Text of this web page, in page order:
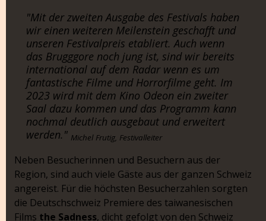
"Mit der zweiten Ausgabe des Festivals haben
wir einen weiteren Meilenstein geschafft und
unseren Festivalpreis etabliert. Auch wenn
das Brugggore noch jung ist, sind wir bereits
international auf dem Radar wenn es um
fantastische Filme und Horrorfilme geht. Im
2023 wird mit dem Kino Odeon ein zweiter
Saal dazu kommen und das Programm kann
nochmal deutlich ausgebaut und erweitert
werden." Michel Frutig, Festivalleiter
Neben Besucherinnen und Besuchern aus der
Region, sind auch viele Gäste aus der ganzen Schweiz
angereist. Für die höchsten Besucherzahlen sorgten
die Deutschschweiz Premiere des taiwanesischen
Films the Sadness, dicht gefolgt von den Schweiz